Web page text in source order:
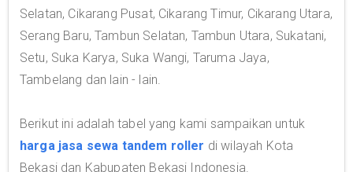
Selatan, Cikarang Pusat, Cikarang Timur, Cikarang Utara,
Serang Baru, Tambun Selatan, Tambun Utara, Sukatani,
Setu, Suka Karya, Suka Wangi, Taruma Jaya,
Tambelang dan lain - lain.
Berikut ini adalah tabel yang kami sampaikan untuk
harga jasa sewa tandem roller di wilayah Kota
Bekasi dan Kabupaten Bekasi Indonesia.